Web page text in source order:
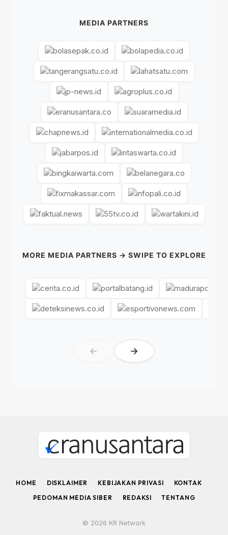
MEDIA PARTNERS
MORE MEDIA PARTNERS → SWIPE TO EXPLORE
← →
HOME DISKLAIMER KEBIJAKAN PRIVASI
KONTAK
PEDOMAN MEDIA SIBER
REDAKSI TENTANG
© 2026 KR Network